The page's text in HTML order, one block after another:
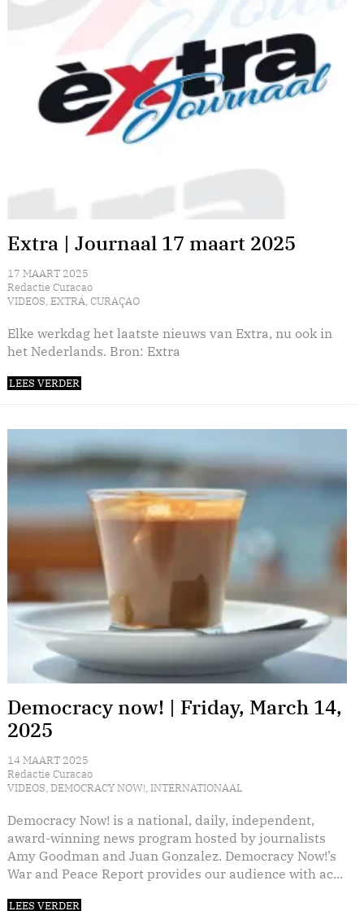
Extra | Journaal 17 maart 2025
17 MAART 2025
Redactie Curacao
VIDEOS, EXTRÁ, CURAÇAO
Elke werkdag het laatste nieuws van Extra, nu ook in
het Nederlands. Bron: Extra
LEES VERDER
Democracy now! | Friday, March 14,
2025
14 MAART 2025
Redactie Curacao
VIDEOS, DEMOCRACY NOW!, INTERNATIONAAL
Democracy Now! is a national, daily, independent,
award-winning news program hosted by journalists
Amy Goodman and Juan Gonzalez. Democracy Now!’s
War and Peace Report provides our audience with ac...
LEES VERDER